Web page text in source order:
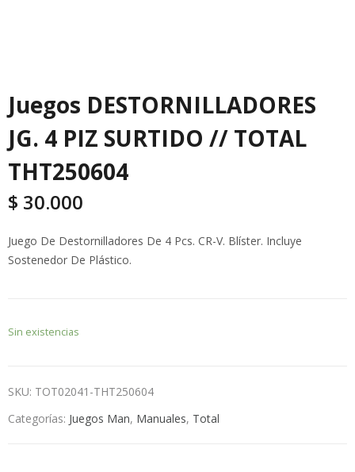
Juegos DESTORNILLADORES
JG. 4 PIZ SURTIDO // TOTAL
THT250604
$ 30.000
Juego De Destornilladores De 4 Pcs. CR-V. Blíster. Incluye
Sostenedor De Plástico.
Sin existencias
SKU: TOT02041-THT250604
Categorías: Juegos Man, Manuales, Total